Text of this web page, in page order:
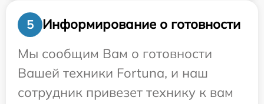
5
Информирование о готовности
Мы сообщим Вам о готовности
Вашей техники Fortuna, и наш
сотрудник привезет технику к вам